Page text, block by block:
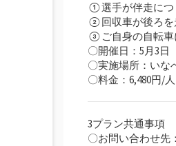
①選手が伴走につ
②回収車が後ろを
③ご自身の自転車
〇開催日：5月3日
〇実施場所：いな
〇料金：6,480円/人
3プラン共通事項
〇お問い合わせ先